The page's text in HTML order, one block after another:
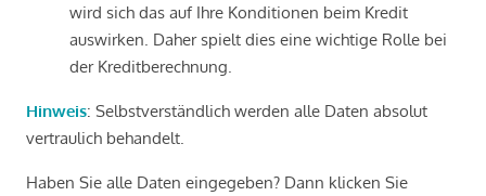
wird sich das auf Ihre Konditionen beim Kredit
auswirken. Daher spielt dies eine wichtige Rolle bei
der Kreditberechnung.
Hinweis: Selbstverständlich werden alle Daten absolut
vertraulich behandelt.
Haben Sie alle Daten eingegeben? Dann klicken Sie